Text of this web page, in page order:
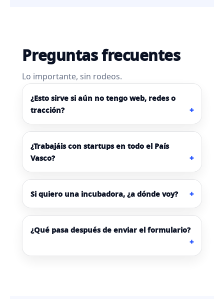
Preguntas frecuentes
Lo importante, sin rodeos.
¿Esto sirve si aún no tengo web, redes o
tracción?
¿Trabajáis con startups en todo el País
Vasco?
Si quiero una incubadora, ¿a dónde voy?
¿Qué pasa después de enviar el formulario?